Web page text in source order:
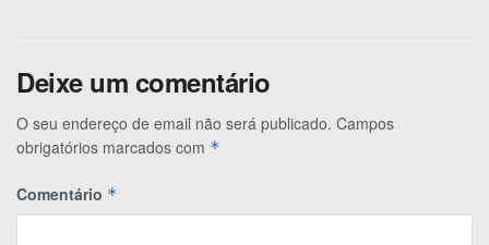
Deixe um comentário
O seu endereço de email não será publicado. Campos
obrigatórios marcados com *
Comentário *